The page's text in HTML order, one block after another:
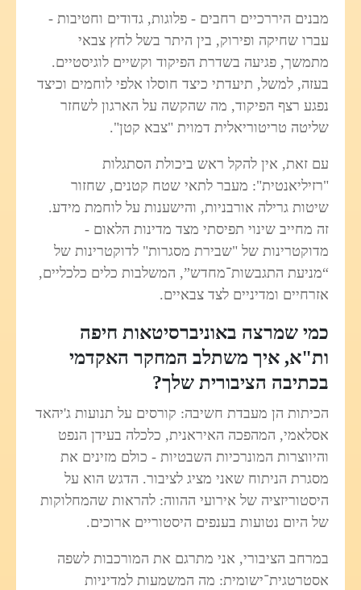
מבנים היררכיים רחבים - פלוגות, גדודים וחטיבות -
עברו שחיקה ופירוק, בין היתר בשל לחץ צבאי
מתמשך, פגיעה בשדרת הפיקוד וקשיים לוגיסטיים.
בעזה, למשל, תיעדתי כיצד חוסלו אלפי לוחמים וכיצד
נפגע רצף הפיקוד, מה שהקשה על הארגון לשחזר
שליטה טריטוריאלית דמוית "צבא קטן".
עם זאת, אין להקל ראש ביכולת הסתגלות
"רזיליאנטית": מעבר לתאי שטח קטנים, שחזור
שיטות גרילה אורבניות, והישענות על לוחמת מידע.
זה מחייב שינוי תפיסתי מצד מדינות הלאום -
מדוקטרינות של "שבירת מסגרות" לדוקטרינות של
“מניעת התגבשות־מחדש”, המשלבות כלים כלכליים,
אזרחיים ומדיניים לצד צבאיים.
כמי שמרצה באוניברסיטאות חיפה
ות"א, איך משתלב המחקר האקדמי
בכתיבה הציבורית שלך?
הכיתות הן מעבדת חשיבה: קורסים על תנועות ג'יהאד
אסלאמי, המהפכה האיראנית, כלכלה בעידן הנפט
והיווצרות המונרכיות השבטיות - כולם מזינים את
מסגרת הניתוח שאני מציג לציבור. הדגש הוא על
היסטוריזציה של אירועי ההווה: להראות שהמחלוקות
של היום נטועות בענפים היסטוריים ארוכים.
במרחב הציבורי, אני מתרגם את המורכבות לשפה
אסטרטגית־ישומית: מה המשמעות למדיניות